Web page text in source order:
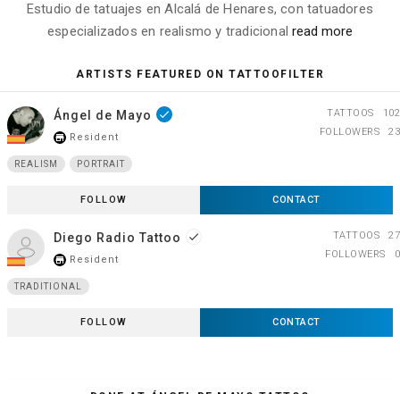
Estudio de tatuajes en Alcalá de Henares, con tatuadores
especializados en realismo y tradicional read more
ARTISTS FEATURED ON TATTOOFILTER
Ángel de Mayo done
store_mall_directory Resident
REALISM PORTRAIT
FOLLOW CONTACT
TATTOOS
102
FOLLOWERS
23
Diego Radio Tattoo done
store_mall_directory Resident
TRADITIONAL
FOLLOW CONTACT
TATTOOS
27
FOLLOWERS
0